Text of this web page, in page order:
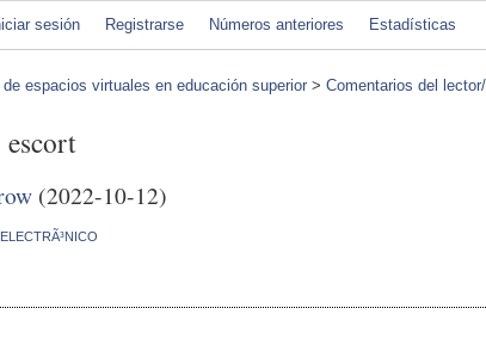
sesión Registrarse Números anteriores Estadísticas
espacios virtuales en educación superior > Comentarios del
escort
(2022-10-12)